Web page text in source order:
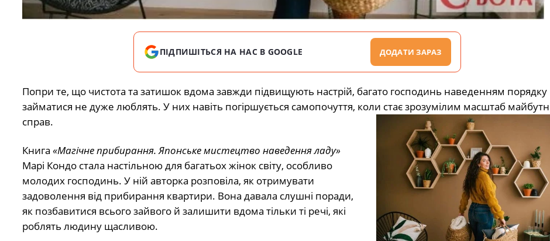
ПІДПИШІТЬСЯ НА НАС В GOOGLE ДОДАТИ ЗАРАЗ
Попри те, що чистота та затишок вдома завжди підвищують настрій, багато господинь наведенням порядку
займатися не дуже люблять. У них навіть погіршується самопочуття, коли стає зрозумілим масштаб
справ.
Книга «Магічне прибирання. Японське мистецтво наведення ладу»
Марі Кондо стала настільною для багатьох жінок світу, особливо
молодих господинь. У ній авторка розповіла, як отримувати
задоволення від прибирання квартири. Вона давала слушні поради,
як позбавитися всього зайвого й залишити вдома тільки ті речі, які
роблять людину щасливою.